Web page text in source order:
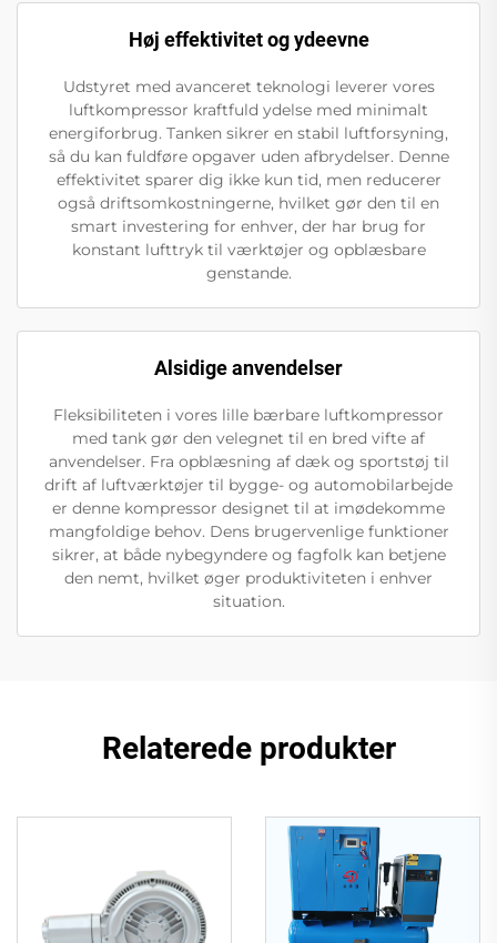
Høj effektivitet og ydeevne
Udstyret med avanceret teknologi leverer vores
luftkompressor kraftfuld ydelse med minimalt
energiforbrug. Tanken sikrer en stabil luftforsyning,
så du kan fuldføre opgaver uden afbrydelser. Denne
effektivitet sparer dig ikke kun tid, men reducerer
også driftsomkostningerne, hvilket gør den til en
smart investering for enhver, der har brug for
konstant lufttryk til værktøjer og opblæsbare
genstande.
Alsidige anvendelser
Fleksibiliteten i vores lille bærbare luftkompressor
med tank gør den velegnet til en bred vifte af
anvendelser. Fra opblæsning af dæk og sportstøj til
drift af luftværktøjer til bygge- og automobilarbejde
er denne kompressor designet til at imødekomme
mangfoldige behov. Dens brugervenlige funktioner
sikrer, at både nybegyndere og fagfolk kan betjene
den nemt, hvilket øger produktiviteten i enhver
situation.
Relaterede produkter